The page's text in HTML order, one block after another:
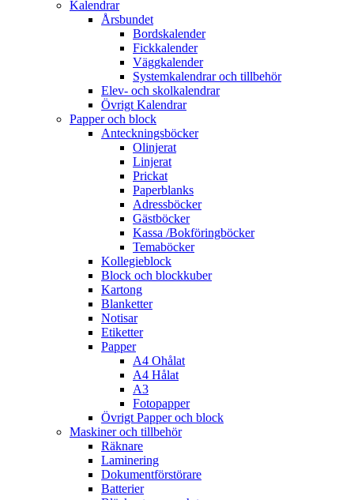
Kalendrar
Årsbundet
Bordskalender
Fickkalender
Väggkalender
Systemkalendrar och tillbehör
Elev- och skolkalendrar
Övrigt Kalendrar
Papper och block
Anteckningsböcker
Olinjerat
Linjerat
Prickat
Paperblanks
Adressböcker
Gästböcker
Kassa /Bokföringböcker
Temaböcker
Kollegieblock
Block och blockkuber
Kartong
Blanketter
Notisar
Etiketter
Papper
A4 Ohålat
A4 Hålat
A3
Fotopapper
Övrigt Papper och block
Maskiner och tillbehör
Räknare
Laminering
Dokumentförstörare
Batterier